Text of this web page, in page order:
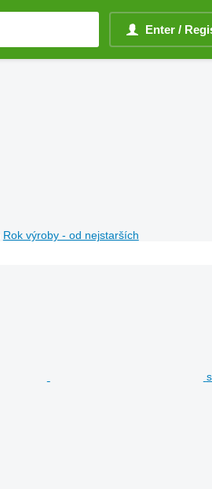
Enter /
Rok výroby - od nejstarších